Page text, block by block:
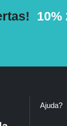
10%
Ajuda?